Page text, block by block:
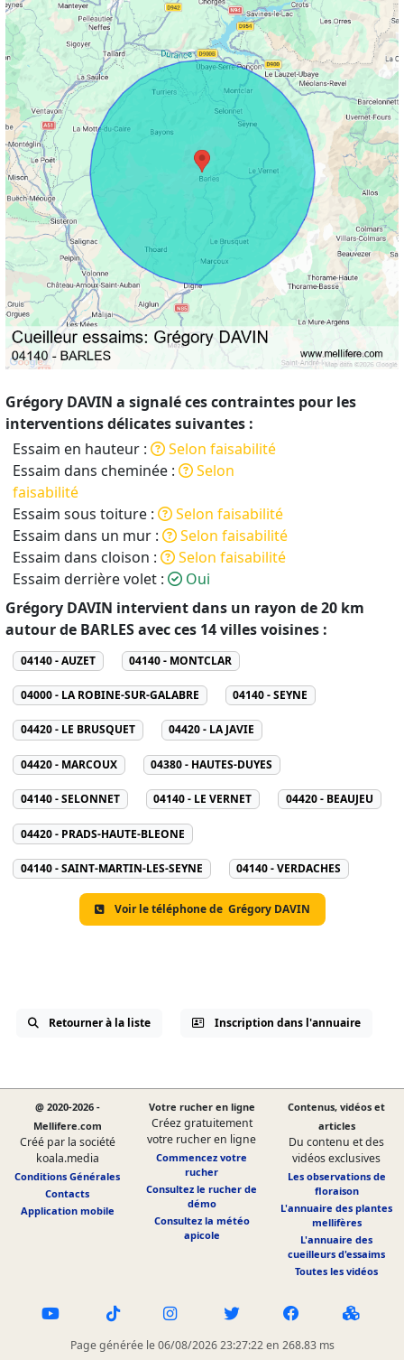
Grégory DAVIN a signalé ces contraintes pour les
interventions délicates suivantes :
Essaim en hauteur :
Selon faisabilité
Essaim dans cheminée :
Selon
faisabilité
Essaim sous toiture :
Selon faisabilité
Essaim dans un mur :
Selon faisabilité
Essaim dans cloison :
Selon faisabilité
Essaim derrière volet :
Oui
Grégory DAVIN intervient dans un rayon de 20 km
autour de BARLES avec ces 14 villes voisines :
04140 - AUZET 04140 - MONTCLAR
04000 - LA ROBINE-SUR-GALABRE 04140 - SEYNE
04420 - LE BRUSQUET 04420 - LA JAVIE
04420 - MARCOUX 04380 - HAUTES-DUYES
04140 - SELONNET 04140 - LE VERNET 04420 - BEAUJEU
04420 - PRADS-HAUTE-BLEONE
04140 - SAINT-MARTIN-LES-SEYNE 04140 - VERDACHES
Voir le téléphone de Grégory DAVIN
Retourner à la liste Inscription dans l'annuaire
@ 2020-2026 -
Mellifere.com
Créé par la société
koala.media
Conditions Générales
Contacts
Application mobile
Votre rucher en ligne
Créez gratuitement
votre rucher en ligne
Commencez votre
rucher
Consultez le rucher de
démo
Consultez la météo
apicole
Contenus, vidéos et
articles
Du contenu et des
vidéos exclusives
Les observations de
floraison
L'annuaire des plantes
mellifères
L'annuaire des
cueilleurs d'essaims
Toutes les vidéos
Page générée le 06/08/2026 23:27:22 en 268.83 ms